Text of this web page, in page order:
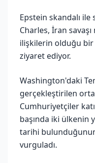
Epstein skandalı ile
Charles, İran
ilişkilerin olduğu bir
ziyaret ediyor.
Washington'daki
gerçekleştirilen
Cumhuriyetçiler
başında iki ülkenin
tarihi
vurguladı.